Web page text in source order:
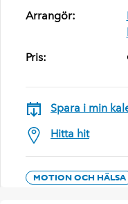
Arrangör:
Pris:
Spara i min
Hitta hit
MOTION OCH HÄLSA